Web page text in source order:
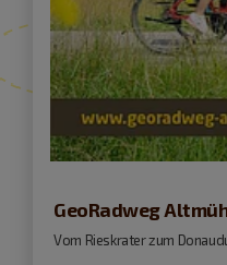
GeoRadweg
Vom Rieskrater zum